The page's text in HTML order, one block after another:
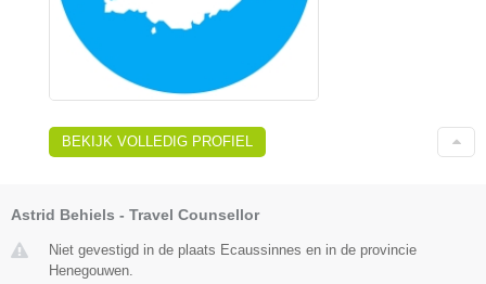
BEKIJK VOLLEDIG PROFIEL
Astrid Behiels - Travel Counsellor
Niet gevestigd in de plaats Ecaussinnes en in de provincie
Henegouwen.